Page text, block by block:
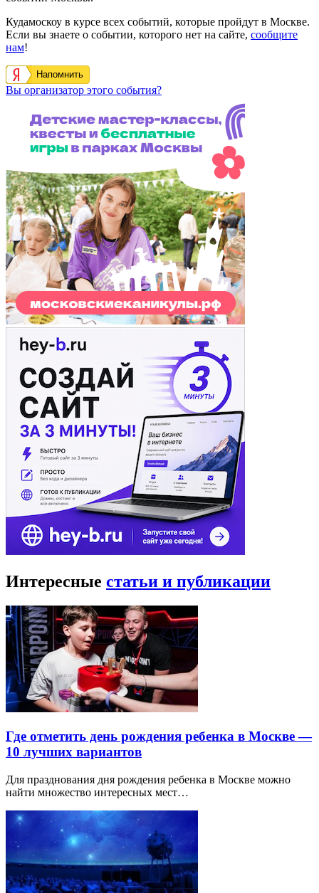
Кудамоскоу в курсе всех событий, которые пройдут в Москве.
Если вы знаете о событии, которого нет на сайте, сообщите
нам!
Напомнить
Вы организатор этого события?
Интересные статьи и публикации
Где отметить день рождения ребенка в Москве —
10 лучших вариантов
Для празднования дня рождения ребенка в Москве можно
найти множество интересных мест…